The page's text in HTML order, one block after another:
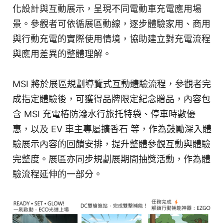
化設計與互動展示，呈現不同電動車充電應用場
景。參觀者可依循展區動線，逐步體驗家用、商用
與行動充電的實際使用情境，協助建立對充電流程
與應用差異的整體理解。
MSI 將於展區規劃導覽式互動體驗流程，參觀者完
成指定體驗後，可獲得品牌限定紀念贈品，內容包
含 MSI 充電樁防潑水行旅托特袋、停車時數優
惠，以及 EV 車主專屬擴香石 等，作為鼓勵深入體
驗展示內容的回饋安排，提升整體參觀互動與體驗
完整度。展區亦同步規劃展期間抽獎活動，作為體
驗流程延伸的一部分。